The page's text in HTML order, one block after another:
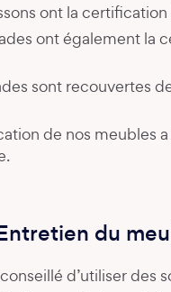
ont la certification
ont également la
sont recouvertes
de nos meubles
du
d’utiliser des